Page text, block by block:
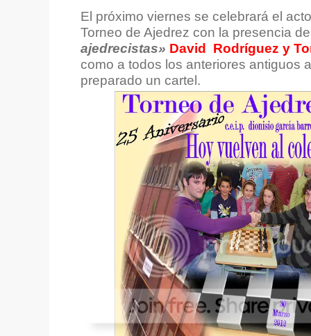
El próximo viernes se celebrará el
Torneo de Ajedrez con la presencia
ajedrecistas» David Rodríguez y
como a todos los anteriores antiguos
preparado un cartel.